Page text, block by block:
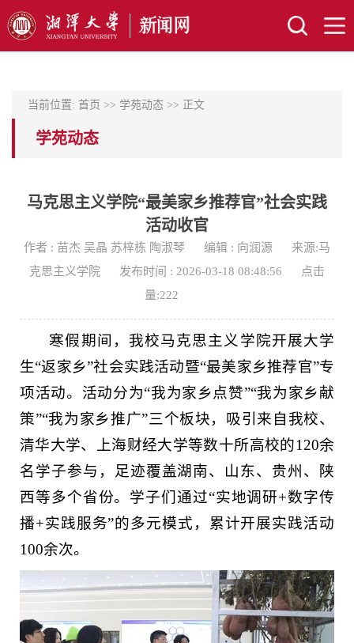
当前位置: 首页 >> 学苑动态 >> 正文
学苑动态
马克思主义学院“最美家乡推荐官”社会实践
活动收官
作者 : 苗杰 吴晶 苏梓栋 陶淑琴 编辑 : 向润源
来源:马
克思主义学院
发布时间 : 2026-03-18 08:48:56
点击
量:222
寒假期间，我校马克思主义学院开展大学
生“返家乡”社会实践活动暨“最美家乡推荐官”专
项活动。活动分为“我为家乡点赞”“我为家乡献
策”“我为家乡推广”三个板块，吸引来自我校、
清华大学、上海财经大学等数十所高校的120余
名学子参与，足迹覆盖湖南、山东、贵州、陕
西等多个省份。学子们通过“实地调研+数字传
播+实践服务”的多元模式，累计开展实践活动
100余次。